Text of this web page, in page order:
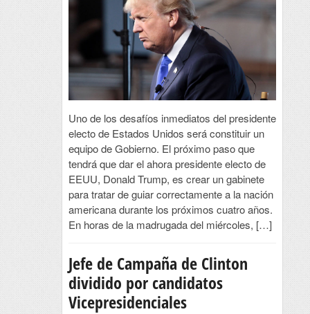
Uno de los desafíos inmediatos del presidente
electo de Estados Unidos será constituir un
equipo de Gobierno. El próximo paso que
tendrá que dar el ahora presidente electo de
EEUU, Donald Trump, es crear un gabinete
para tratar de guiar correctamente a la nación
americana durante los próximos cuatro años.
En horas de la madrugada del miércoles, […]
Jefe de Campaña de Clinton
dividido por candidatos
Vicepresidenciales